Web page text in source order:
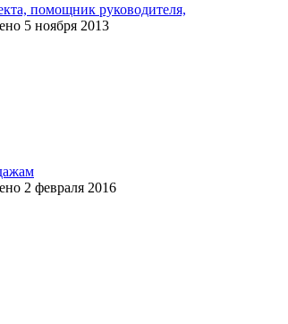
помощник руководителя,
5 ноября 2013
2 февраля 2016